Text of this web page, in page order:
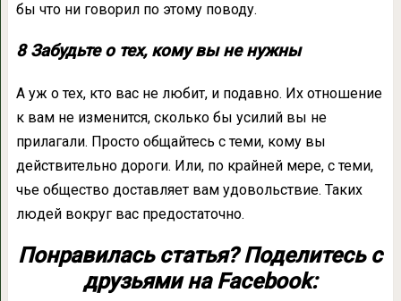
бы что ни говорил по этому поводу.
8 Забудьте о тех, кому вы не нужны
А уж о тех, кто вас не любит, и подавно. Их отношение
к вам не изменится, сколько бы усилий вы не
прилагали. Просто общайтесь с теми, кому вы
действительно дороги. Или, по крайней мере, с теми,
чье общество доставляет вам удовольствие. Таких
людей вокруг вас предостаточно.
Понравилась статья? Поделитесь с
друзьями на Facebook: